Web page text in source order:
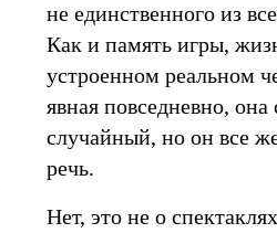
не единственного из
Как и память игры,
устроенном реальном
явная повседневно,
случайный, но он все
речь.
Нет, это не о